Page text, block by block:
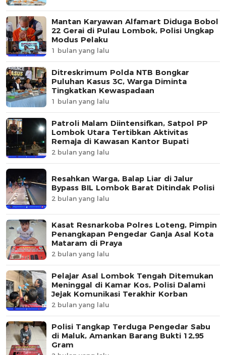
Mantan Karyawan Alfamart Diduga Bobol
22 Gerai di Pulau Lombok, Polisi Ungkap
Modus Pelaku
1 bulan yang lalu
Ditreskrimum Polda NTB Bongkar
Puluhan Kasus 3C, Warga Diminta
Tingkatkan Kewaspadaan
1 bulan yang lalu
Patroli Malam Diintensifkan, Satpol PP
Lombok Utara Tertibkan Aktivitas
Remaja di Kawasan Kantor Bupati
2 bulan yang lalu
Resahkan Warga, Balap Liar di Jalur
Bypass BIL Lombok Barat Ditindak Polisi
2 bulan yang lalu
Kasat Resnarkoba Polres Loteng, Pimpin
Penangkapan Pengedar Ganja Asal Kota
Mataram di Praya
2 bulan yang lalu
Pelajar Asal Lombok Tengah Ditemukan
Meninggal di Kamar Kos, Polisi Dalami
Jejak Komunikasi Terakhir Korban
2 bulan yang lalu
Polisi Tangkap Terduga Pengedar Sabu
di Maluk, Amankan Barang Bukti 12,95
Gram